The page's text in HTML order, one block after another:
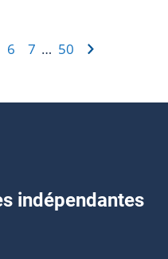
6 7 … 50
indépendantes